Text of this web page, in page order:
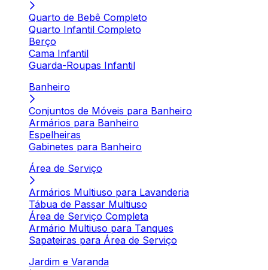
Quarto de Bebê Completo
Quarto Infantil Completo
Berço
Cama Infantil
Guarda-Roupas Infantil
Banheiro
Conjuntos de Móveis para Banheiro
Armários para Banheiro
Espelheiras
Gabinetes para Banheiro
Área de Serviço
Armários Multiuso para Lavanderia
Tábua de Passar Multiuso
Área de Serviço Completa
Armário Multiuso para Tanques
Sapateiras para Área de Serviço
Jardim e Varanda